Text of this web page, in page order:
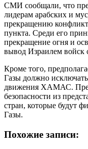
СМИ сообщали, что
лидерам арабских и
прекращению
пункта. Среди его
прекращение огня и
вывод Израилем войск
Кроме того,
Газы должно
движения ХАМАС.
безопасности из
стран, которые будут
Газы.
Похожие записи: